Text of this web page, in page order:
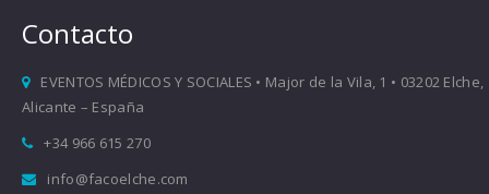
Contacto
EVENTOS MÉDICOS Y SOCIALES • Major de la Vila, 1 • 03202 Elche,
Alicante – España
+34 966 615 270
info@facoelche.com